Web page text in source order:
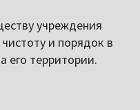
учреждения
и порядок в
его территории.